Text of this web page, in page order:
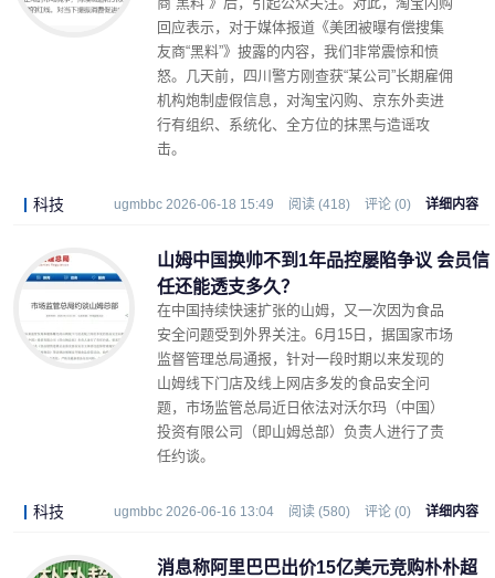
回应表示，对于媒体报道《美团被曝有偿搜集
友商“黑料”》披露的内容，我们非常震惊和愤
怒。几天前，四川警方刚查获“某公司”长期雇佣
机构炮制虚假信息，对淘宝闪购、京东外卖进
行有组织、系统化、全方位的抹黑与造谣攻
击。
科技 ugmbbc 2026-06-18 15:49 阅读 (418) 评论 (0) 详细内容
山姆中国换帅不到1年品控屡陷争议 会员信
任还能透支多久？
在中国持续快速扩张的山姆，又一次因为食品
安全问题受到外界关注。6月15日，据国家市场
监督管理总局通报，针对一段时期以来发现的
山姆线下门店及线上网店多发的食品安全问
题，市场监管总局近日依法对沃尔玛（中国）
投资有限公司（即山姆总部）负责人进行了责
任约谈。
科技 ugmbbc 2026-06-16 13:04 阅读 (580) 评论 (0) 详细内容
消息称阿里巴巴出价15亿美元竞购朴朴超